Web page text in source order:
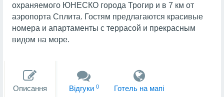
охраняемого ЮНЕСКО города Трогир и в 7 км от
аэропорта Сплита. Гостям предлагаются красивые
номера и апартаменты с террасой и прекрасным
видом на море.
Описання Вiдгуки 0 Готель на мапi